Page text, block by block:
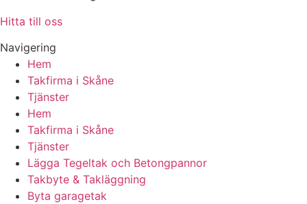
Hitta till oss
Navigering
Hem
Takfirma i Skåne
Tjänster
Hem
Takfirma i Skåne
Tjänster
Lägga Tegeltak och Betongpannor
Takbyte & Takläggning
Byta garagetak